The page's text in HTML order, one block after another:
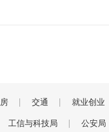
交通 就业创业
工信与科技局 公安局